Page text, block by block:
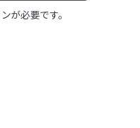
が必要です。